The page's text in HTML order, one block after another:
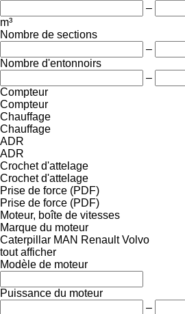
–
m³
Nombre de sections
–
Nombre d'entonnoirs
–
Compteur
Compteur
Chauffage
Chauffage
ADR
ADR
Crochet d'attelage
Crochet d'attelage
Prise de force (PDF)
Prise de force (PDF)
Moteur, boîte de vitesses
Marque du moteur
Caterpillar MAN Renault Volvo
tout afficher
Modèle de moteur
Puissance du moteur
–